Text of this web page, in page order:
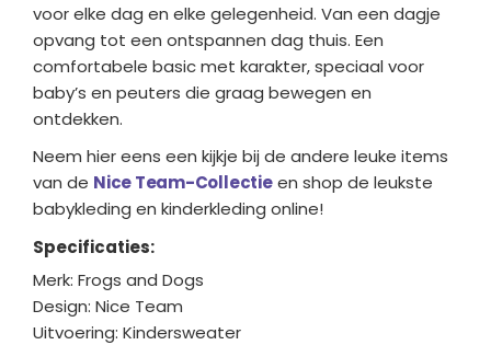
voor elke dag en elke gelegenheid. Van een dagje
opvang tot een ontspannen dag thuis. Een
comfortabele basic met karakter, speciaal voor
baby’s en peuters die graag bewegen en
ontdekken.
Neem hier eens een kijkje bij de andere leuke items
van de Nice Team-Collectieen shop de leukste
babykleding en kinderkleding online!
Specificaties:
Merk: Frogs and Dogs
Design: Nice Team
Uitvoering: Kindersweater